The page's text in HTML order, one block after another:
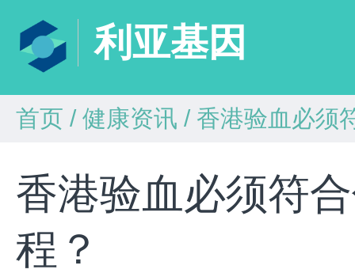
利亚基因
首页 / 健康资讯 / 香港验血必须
香港验血必须符
程？